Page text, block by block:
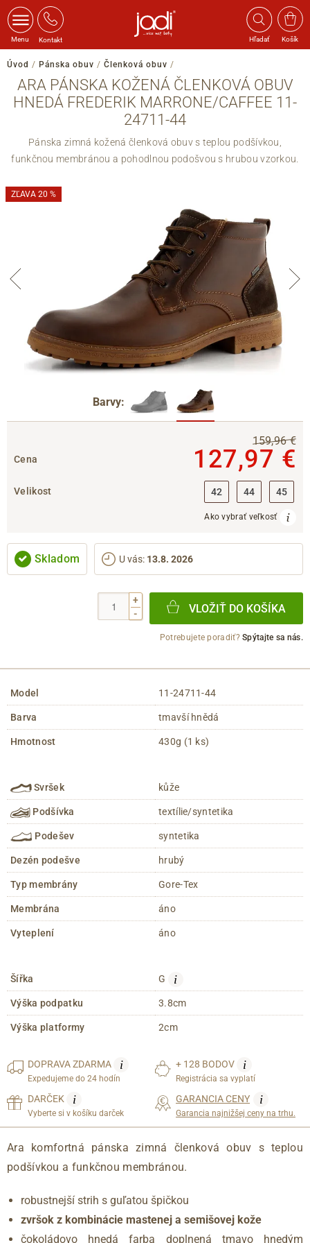
Menu Kontakt Hľadať Košík
Úvod / Pánska obuv / Členková obuv /
ARA PÁNSKA KOŽENÁ ČLENKOVÁ OBUV
HNEDÁ FREDERIK MARRONE/CAFFEE 11-
24711-44
Pánska zimná kožená členková obuv s teplou podšívkou,
funkčnou membránou a pohodlnou podošvou s hrubou vzorkou.
ZĽAVA 20 %
Barvy:
Cena
159,96 €
127,97 €
Velikost 42 44 45
Ako vybrať veľkosť
Skladom U vás: 13.8. 2026
+
-
VLOŽIŤ DO KOŠÍKA
Potrebujete poradiť?Spýtajte sa nás.
Model 11-24711-44
Barva tmavší hnědá
Hmotnost 430g (1 ks)
Svršek kůže
Podšívka textílie/syntetika
Podešev syntetika
Dezén podešve hrubý
Typ membrány Gore-Tex
Membrána áno
Vyteplení áno
Šířka G i
Výška podpatku 3.8cm
Výška platformy 2cm
DOPRAVAZDARMA i
Expedujeme do 24 hodín
+ 128 BODOV i
Registrácia sa vyplatí
DARČEK i
Vyberte si v košíku darček
GARANCIA CENY i
Garancia najnižšej ceny na trhu.
Ara komfortná pánska zimná členková obuv s teplou
podšívkou a funkčnou membránou.
robustnejší strih s guľatou špičkou
zvršok z kombinácie mastenej a semišovej kože
čokoládovo hnedá farba doplnená tmavo hnedým